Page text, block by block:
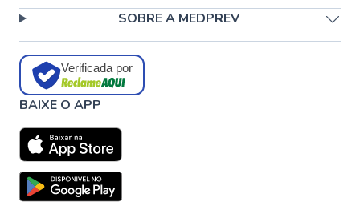
SOBRE A MEDPREV
Verificada por
BAIXE O APP